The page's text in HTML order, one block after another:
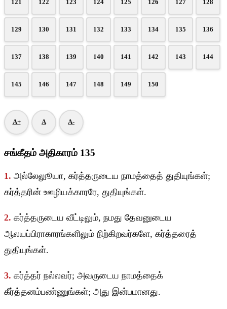
121 122 123 124 125 126 127 128
129 130 131 132 133 134 135 136
137 138 139 140 141 142 143 144
145 146 147 148 149 150
A+ A A-
சங்கீதம் அதிகாரம் 135
1. அல்லேலுூயா, கர்த்தருடைய நாமத்தைத் துதியுங்கள்;
கர்த்தரின் ஊழியக்காரரே, துதியுங்கள்.
2. கர்த்தருடைய வீட்டிலும், நமது தேவனுடைய
ஆலயப்பிராகாரங்களிலும் நிற்கிறவர்களே, கர்த்தரைத்
துதியுங்கள்.
3. கர்த்தர் நல்லவர்; அவருடைய நாமத்தைக்
கீர்த்தனம்பண்ணுங்கள்; அது இன்பமானது.